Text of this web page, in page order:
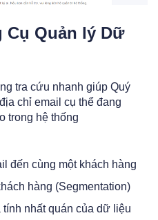
Cụ Quản lý Dữ
tra cứu nhanh giúp Quý
chỉ email cụ thể đang
trong hệ thống
đến cùng một khách hàng
hàng (Segmentation)
nhất quán của dữ liệu